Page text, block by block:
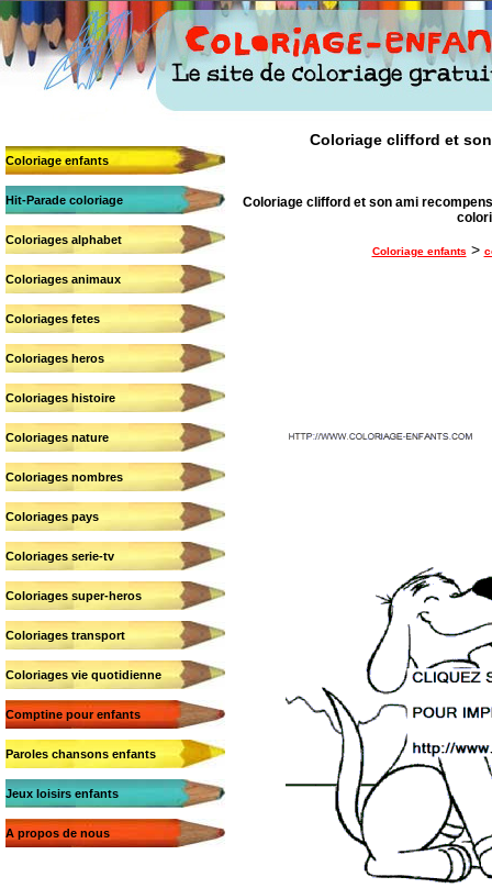
Coloriage enfants
Hit-Parade coloriage
Coloriages alphabet
Coloriages animaux
Coloriages fetes
Coloriages heros
Coloriages histoire
Coloriages nature
Coloriages nombres
Coloriages pays
Coloriages serie-tv
Coloriages super-heros
Coloriages transport
Coloriages vie quotidienne
Comptine pour enfants
Paroles chansons enfants
Jeux loisirs enfants
A propos de nous
Coloriage clifford et
Coloriage clifford et son ami
Coloriage enfants >